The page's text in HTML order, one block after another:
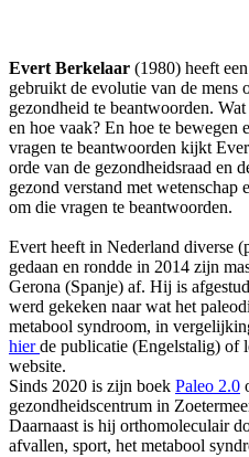
Evert Berkelaar (1980) heeft
gebruikt de evolutie van de mens
gezondheid te beantwoorden.
en hoe vaak? En hoe te bewegen
vragen te beantwoorden kijkt
orde van de gezondheidsraad en
gezond verstand met wetenschap
om die vragen te beantwoorden.
Evert heeft in Nederland diverse
gedaan en rondde in 2014 zijn
Gerona (Spanje) af. Hij is
werd gekeken naar wat het
metabool syndroom, in
hierde publicatie (Engelstalig) of
website.
Sinds 2020 is zijn boek Paleo 2.0
gezondheidscentrum in
Daarnaast is hij orthomoleculair
afvallen, sport, het metabool